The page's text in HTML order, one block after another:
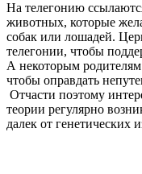
На телегонию
животных, которые
собак или лошадей.
телегонии, чтобы
А некоторым
чтобы оправдать
Отчасти поэтому
теории регулярно
далек от генетических